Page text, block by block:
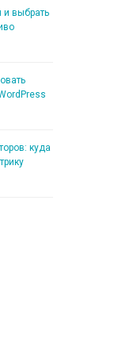
и выбрать
куда